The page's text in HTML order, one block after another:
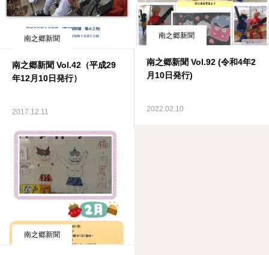
南之郷新聞
南之郷新聞 Vol.42（平成29
年12月10日発行）
2017.12.11
南之郷新聞
南之郷新聞 Vol.92 (令和4年2
月10日発行)
2022.02.10
南之郷新聞